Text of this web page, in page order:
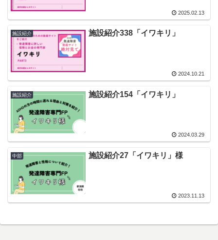
2025.02.13
施設紹介 施設紹介338「イワキリ」
2024.10.21
施設紹介 施設紹介154「イワキリ」
2024.03.29
中部 施設紹介27「イワキリ」様
2023.11.13